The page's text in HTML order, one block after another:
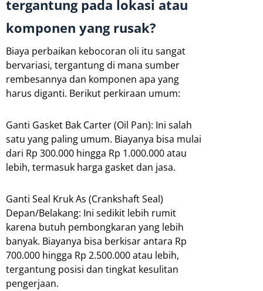
tergantung pada lokasi atau
komponen yang rusak?
Biaya perbaikan kebocoran oli itu sangat
bervariasi, tergantung di mana sumber
rembesannya dan komponen apa yang
harus diganti. Berikut perkiraan umum:
Ganti Gasket Bak Carter (Oil Pan): Ini salah
satu yang paling umum. Biayanya bisa mulai
dari Rp 300.000 hingga Rp 1.000.000 atau
lebih, termasuk harga gasket dan jasa.
Ganti Seal Kruk As (Crankshaft Seal)
Depan/Belakang: Ini sedikit lebih rumit
karena butuh pembongkaran yang lebih
banyak. Biayanya bisa berkisar antara Rp
700.000 hingga Rp 2.500.000 atau lebih,
tergantung posisi dan tingkat kesulitan
pengerjaan.